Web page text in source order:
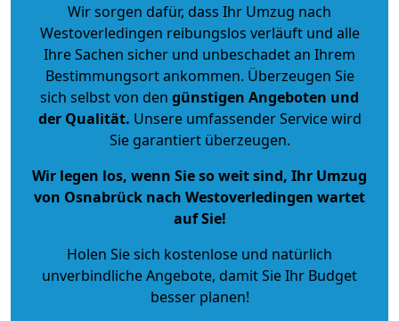
Wir sorgen dafür, dass Ihr Umzug nach
Westoverledingen reibungslos verläuft und alle
Ihre Sachen sicher und unbeschadet an Ihrem
Bestimmungsort ankommen. Überzeugen Sie
sich selbst von den günstigen Angeboten und
der Qualität. Unsere umfassender Service wird
Sie garantiert überzeugen.
Wir legen los, wenn Sie so weit sind, Ihr Umzug
von Osnabrück nach Westoverledingen wartet
auf Sie!
Holen Sie sich kostenlose und natürlich
unverbindliche Angebote, damit Sie Ihr Budget
besser planen!